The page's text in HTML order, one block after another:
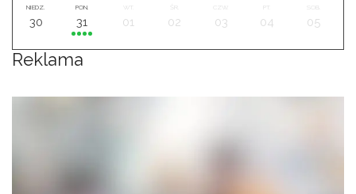
NIEDZ.
30
PON.
31
WT.
01 02
CZW.
03
PT.
04 05
Reklama